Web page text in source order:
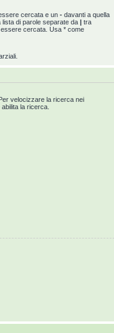
cercata e un - davanti a quella
di parole separate da | tra
cercata. Usa * come
velocizzare la ricerca nei
la ricerca.